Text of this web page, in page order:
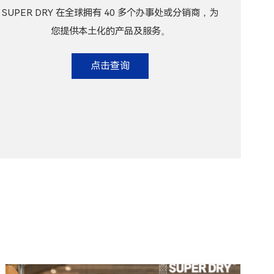
SUPER DRY 在全球拥有 40 多个办事处或分销商，为
您提供本土化的产品及服务。
点击查询